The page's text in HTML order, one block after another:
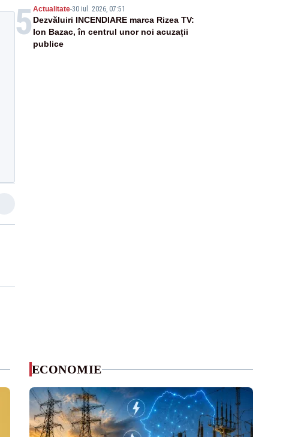
5 Actualitate-30 iul. 2026, 07:51
Dezvăluiri INCENDIARE marca Rizea TV:
Ion Bazac, în centrul unor noi acuzații
publice
ECONOMIE